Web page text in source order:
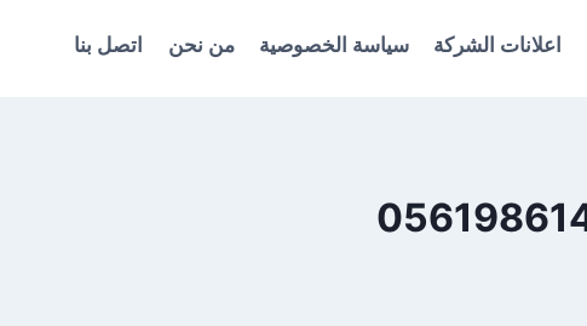
اعلانات الشركة سياسة الخصوصية من نحن اتصل بنا